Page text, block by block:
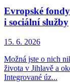
Evropské
i sociální služby
15. 6. 2026
Možná jste o nich
života v Jihlavě a
Integrované úz...